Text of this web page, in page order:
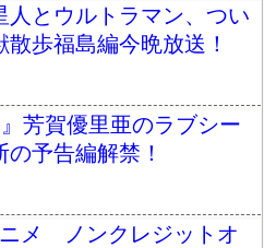
人とウルトラマン、つい
散歩福島編今晩放送！
』芳賀優里亜のラブシー
予告編解禁！
メ ノンクレジットオ